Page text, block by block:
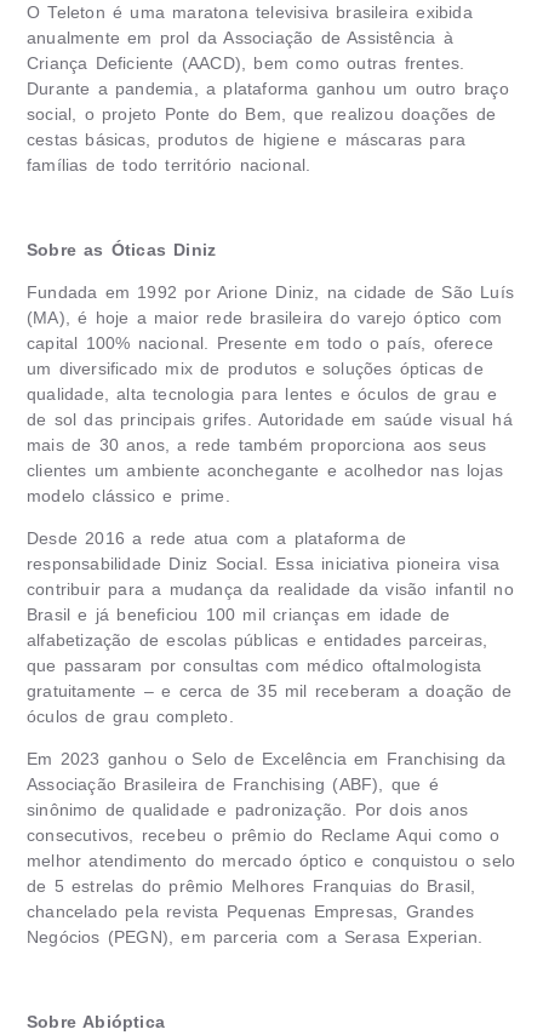
O Teleton é uma maratona televisiva brasileira exibida
anualmente em prol da Associação de Assistência à
Criança Deficiente (AACD), bem como outras frentes.
Durante a pandemia, a plataforma ganhou um outro braço
social, o projeto Ponte do Bem, que realizou doações de
cestas básicas, produtos de higiene e máscaras para
famílias de todo território nacional.
Sobre as Óticas Diniz
Fundada em 1992 por Arione Diniz, na cidade de São Luís
(MA), é hoje a maior rede brasileira do varejo óptico com
capital 100% nacional. Presente em todo o país, oferece
um diversificado mix de produtos e soluções ópticas de
qualidade, alta tecnologia para lentes e óculos de grau e
de sol das principais grifes. Autoridade em saúde visual há
mais de 30 anos, a rede também proporciona aos seus
clientes um ambiente aconchegante e acolhedor nas lojas
modelo clássico e prime.
Desde 2016 a rede atua com a plataforma de
responsabilidade Diniz Social. Essa iniciativa pioneira visa
contribuir para a mudança da realidade da visão infantil no
Brasil e já beneficiou 100 mil crianças em idade de
alfabetização de escolas públicas e entidades parceiras,
que passaram por consultas com médico oftalmologista
gratuitamente – e cerca de 35 mil receberam a doação de
óculos de grau completo.
Em 2023 ganhou o Selo de Excelência em Franchising da
Associação Brasileira de Franchising (ABF), que é
sinônimo de qualidade e padronização. Por dois anos
consecutivos, recebeu o prêmio do Reclame Aqui como o
melhor atendimento do mercado óptico e conquistou o selo
de 5 estrelas do prêmio Melhores Franquias do Brasil,
chancelado pela revista Pequenas Empresas, Grandes
Negócios (PEGN), em parceria com a Serasa Experian.
Sobre Abióptica